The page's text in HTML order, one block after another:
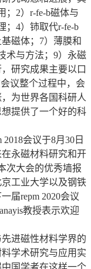
；2）r-fe-b磁体与
；4）铈取代r-fe-b
磁体；7）薄膜和
术与方法；9）永磁
研究成果主要以口
议整个过程中，会
为世界各国科研人
提供了一个好的科
会议于8月30日
永磁材料研究和开
次大会的优秀墙报
工业大学以及钢铁
届repm 2020会议
教授表示欢迎
进磁性材料学界的
学术研究与应用实
国学者在这样一个